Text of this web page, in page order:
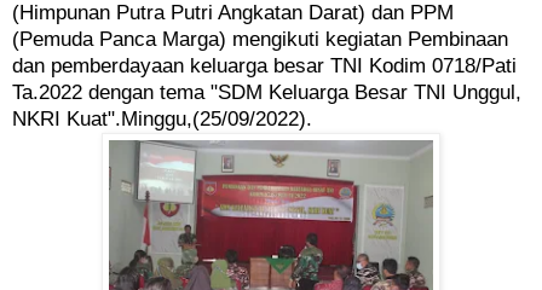
(Himpunan Putra Putri Angkatan Darat) dan PPM
(Pemuda Panca Marga) mengikuti kegiatan Pembinaan
dan pemberdayaan keluarga besar TNI Kodim 0718/Pati
Ta.2022 dengan tema "SDM Keluarga Besar TNI Unggul,
NKRI Kuat".Minggu,(25/09/2022).